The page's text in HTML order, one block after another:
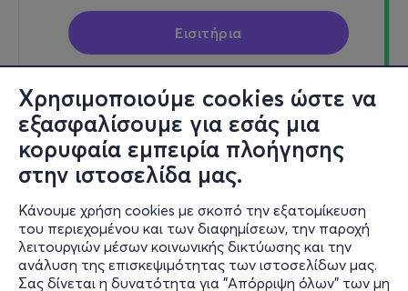
Χρησιμοποιούμε cookies ώστε να
εξασφαλίσουμε για εσάς μια
κορυφαία εμπειρία πλοήγησης
στην ιστοσελίδα μας.
Κάνουμε χρήση cookies με σκοπό την εξατομίκευση
του περιεχομένου και των διαφημίσεων, την παροχή
λειτουργιών μέσων κοινωνικής δικτύωσης και την
ανάλυση της επισκεψιμότητας των ιστοσελίδων μας.
Σας δίνεται η δυνατότητα για "Απόρριψη όλων" των μη
Εισιτήρια
Κυρ 16/8
20:30
Toy Story 5
Βραχάτι 200 06
Λαϊς Θερινό Σινεμά